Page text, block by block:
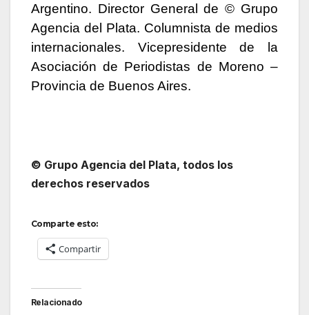
Argentino. Director General de © Grupo
Agencia del Plata. Columnista de medios
internacionales. Vicepresidente de la
Asociación de Periodistas de Moreno –
Provincia de Buenos Aires.
© Grupo Agencia del Plata, todos los
derechos reservados
Comparte esto:
Compartir
Relacionado